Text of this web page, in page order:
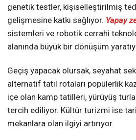
genetik testler, kişiselleştirilmiş
gelişmesine katkı sağlıyor. Yapay
sistemleri ve robotik cerrahi
alanında büyük bir dönüşüm
Geçiş yapacak olursak, seyahat
alternatif tatil rotaları popülerlik
içe olan kamp tatilleri, yürüyüş
tercih ediliyor. Kültür turizmi ise
mekanlara olan ilgiyi artırıyor.